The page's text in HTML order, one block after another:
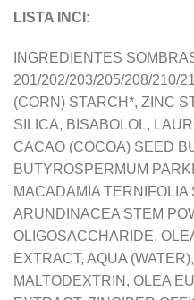
LISTA INCI:
INGREDIENTES
201/202/203/205/208/210/
(CORN) STARCH*, ZINC
SILICA, BISABOLOL,
CACAO (COCOA) SEED
BUTYROSPERMUM
MACADAMIA
ARUNDINACEA STEM
OLIGOSACCHARIDE,
EXTRACT, AQUA
MALTODEXTRIN, OLEA